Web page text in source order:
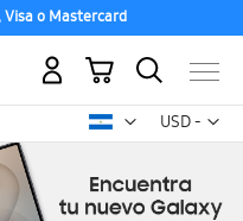
Visa o Mastercard
USD -
dólar
Mi carrito